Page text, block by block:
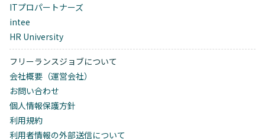
ITプロパートナーズ
intee
HR University
フリーランスジョブについて
会社概要（運営会社）
お問い合わせ
個人情報保護方針
利用規約
利用者情報の外部送信について